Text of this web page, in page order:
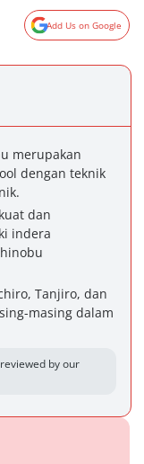
Add Us on Google
merupakan
dengan teknik
dan
indera
Tanjiro, dan
masing dalam
by our